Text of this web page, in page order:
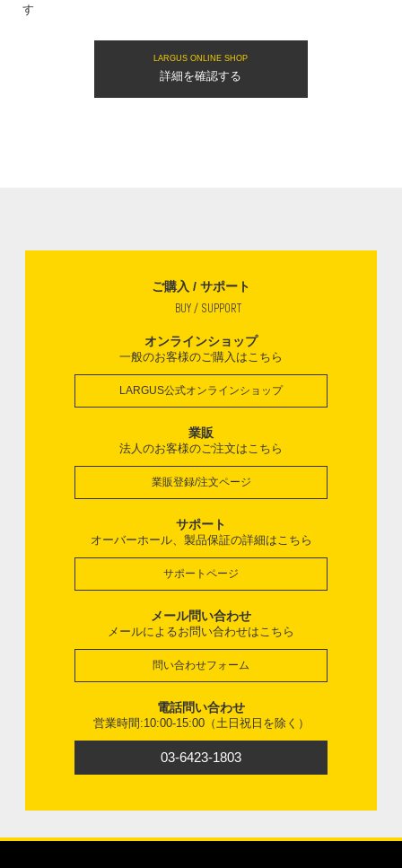
す
LARGUS ONLINE SHOP
詳細を確認する
ご購入 / サポート
BUY / SUPPORT
オンラインショップ
一般のお客様のご購入はこちら
LARGUS公式オンラインショップ
業販
法人のお客様のご注文はこちら
業販登録/注文ページ
サポート
オーバーホール、製品保証の詳細はこちら
サポートページ
メール問い合わせ
メールによるお問い合わせはこちら
問い合わせフォーム
電話問い合わせ
営業時間:10:00-15:00（土日祝日を除く）
03-6423-1803